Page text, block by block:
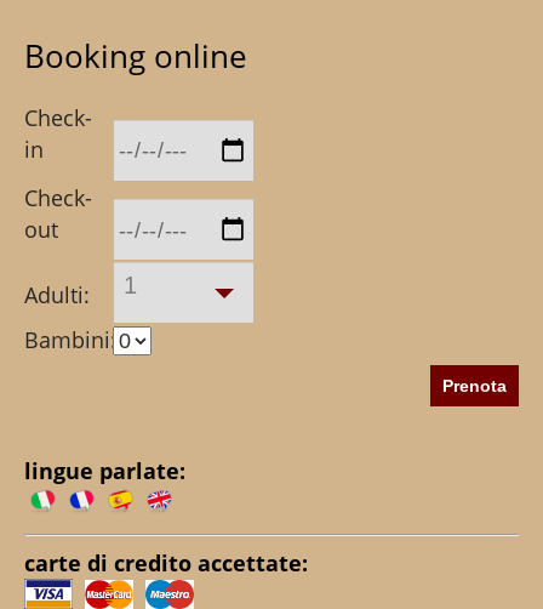
Booking online
Check-
in
Check-
out
Adulti: 1
Bambini:
lingue parlate:
carte di credito accettate: